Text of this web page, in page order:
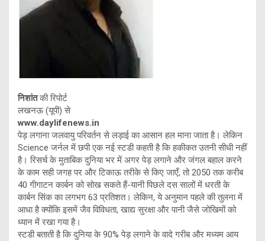
निशांतकी रिपोर्ट
लखनऊ (यूपी) से
www.daylifenews.in
पेड़ लगाना जलवायु परिवर्तन से लड़ाई का आसान हल माना जाता है। लेकिन
Science जर्नल में छपी एक नई स्टडी कहती है कि हकीकत उतनी सीधी नहीं
है। रिसर्च के मुताबिक दुनिया भर में अगर पेड़ लगाने और जंगल बहाल करने
के काम सही जगह पर और टिकाऊ तरीके से किए जाएँ, तो 2050 तक करीब
40 गीगाटन कार्बन को सोख सकते हैं-यानी पिछले दस सालों में धरती के
कार्बन सिंक का लगभग 63 प्रतिशत। लेकिन, ये अनुमान पहले की तुलना में
आधा है क्योंकि इसमें जैव विविधता, खाद्य सुरक्षा और पानी जैसे जोखिमों को
ध्यान में रखा गया है।
स्टडी बताती है कि दुनिया के 90% पेड़ लगाने के वादे गरीब और मध्यम आय